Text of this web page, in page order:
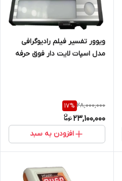
ویوور تفسیر فیلم رادیوگرافی
مدل اسپات لایت دار فوق حرفه
28,000,000
17%
23,100,000
افزودن به سبد